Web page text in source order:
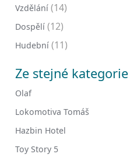
Vzdělání (14)
Dospělí (12)
Hudební (11)
Ze stejné kategorie
Olaf
Lokomotiva Tomáš
Hazbin Hotel
Toy Story 5